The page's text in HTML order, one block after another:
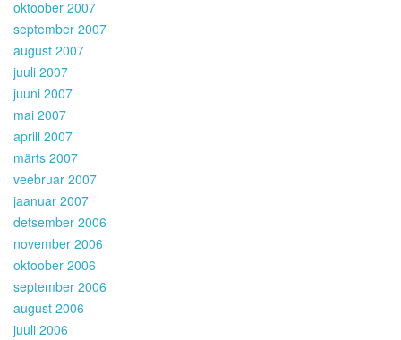
oktoober 2007
september 2007
august 2007
juuli 2007
juuni 2007
mai 2007
aprill 2007
märts 2007
veebruar 2007
jaanuar 2007
detsember 2006
november 2006
oktoober 2006
september 2006
august 2006
juuli 2006